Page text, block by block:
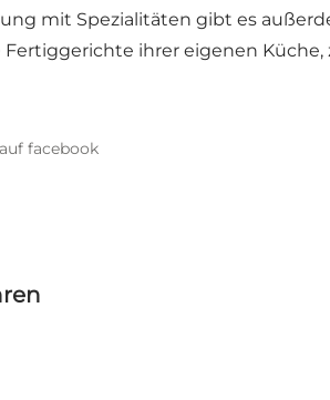
mit Spezialitäten gibt es
ihrer eigenen Küche,
facebook